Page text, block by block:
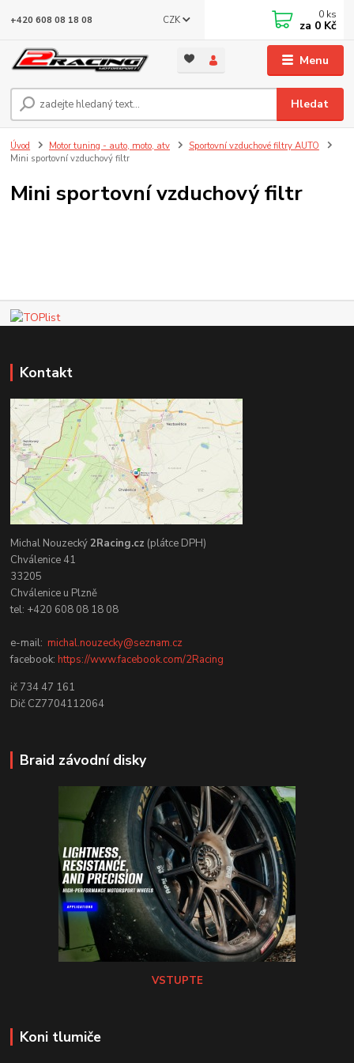
Menu
CZK
Hledat
+420 608 08 18 08 0 ks
za 0 Kč
Úvod Motor tuning - auto, moto, atv
Sportovní vzduchové filtry AUTO
Mini sportovní vzduchový filtr
Mini sportovní vzduchový filtr
Kontakt
Michal Nouzecký2Racing.cz (plátce DPH)
Chválenice 41
33205
Chválenice u Plzně
tel: +420 608 08 18 08
e-mail:michal.nouzecky@seznam.cz
facebook:https://www.facebook.com/2Racing
ič 734 47 161
Dič CZ7704112064
Braid závodní disky
VSTUPTE
Koni tlumiče